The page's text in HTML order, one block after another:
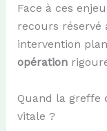
Face à ces
recours réservé
intervention
opération
Quand la greffe
vitale ?